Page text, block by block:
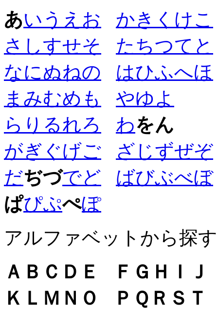
あい う え お かき く けこ
さ しすせそ た ちつて と
なにぬねの はひふへほ
ま みむめ も やゆよ
ら り るれろ わをん
がぎ ぐげご ざ じずぜぞ
だぢづでど ばびぶべぼ
ぱぴぷぺぽ
アルファベットから探す
Ａ Ｂ Ｃ Ｄ Ｅ Ｆ Ｇ Ｈ Ｉ
Ｊ
Ｋ Ｌ Ｍ Ｎ Ｏ Ｐ Ｑ Ｒ Ｓ Ｔ